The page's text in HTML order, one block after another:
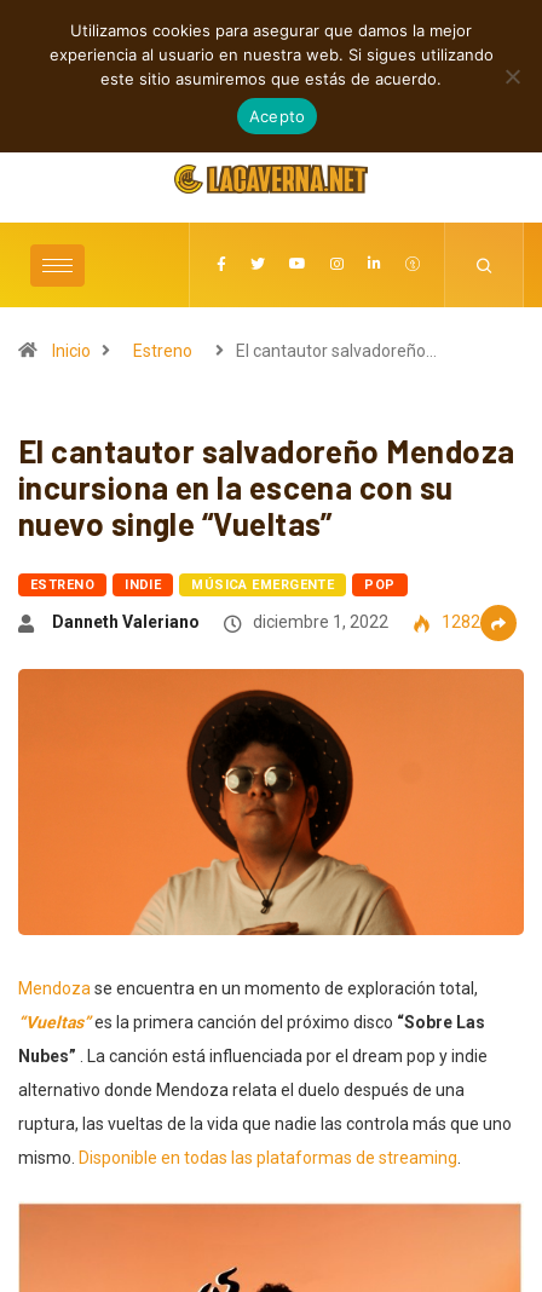
TENDENCIAS
Cuatro
independientes entre introspección y fuerza
agosto 6, 2026
Inicio Estreno El cantautor salvadoreño…
El cantautor salvadoreño Mendoza
incursiona en la escena con su
nuevo single “Vueltas”
ESTRENO INDIE MÚSICA EMERGENTE POP
Danneth Valeriano diciembre 1, 2022 1282
Mendoza se encuentra en un momento de exploración total,
“Vueltas”es la primera canción del próximo disco “Sobre Las
Nubes” . La canción está influenciada por el dream pop y indie
alternativo donde Mendoza relata el duelo después de una
ruptura, las vueltas de la vida que nadie las controla más que uno
mismo. Disponible en todas las plataformas de streaming
Utilizamos cookies para asegurar que damos la mejor
experiencia al usuario en nuestra web. Si sigues utilizando
este sitio asumiremos que estás de acuerdo.
Acepto